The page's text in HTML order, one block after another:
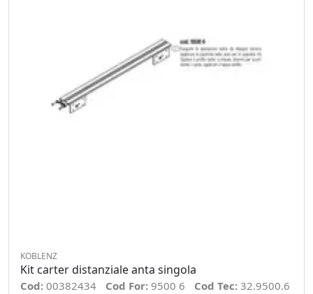
KOBLENZ
Kit carter distanziale anta singola
Cod: 00382434 Cod For: 9500 6 Cod Tec: 32.9500.6